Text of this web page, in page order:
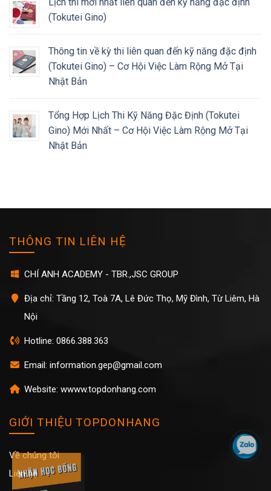
(Tokutei Gino)
Thông tin về kỳ thi liên quan đến kỹ năng đặc định
(Tokutei Gino) – Cơ Hội Việc Làm Rộng Mở Tại
Nhật Bản
Tổng Hợp Lịch Thi Kỹ Năng Đặc Định (Tokutei
Gino) Mới Nhất – Cơ Hội Việc Làm Rộng Mở Tại
Nhật Bản
THÔNG TIN LIÊN HỆ
CHÍ ANH ACADEMY - TBR.,JSC GROUP
Địa chỉ: Tầng 12, Toà 7A, Lê Đức Thọ, Mỹ Đình, Từ Liêm, Hà
Nội
Hotline: 0866.388.363
Email: information.gep@gmail.com
Website: wwww.topdonhang.com
GIỚI THIỆU TOPDONHANG
Về chúng tôi
Liên hệ